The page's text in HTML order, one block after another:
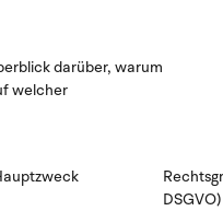
darüber, warum
welcher
DSGVO)